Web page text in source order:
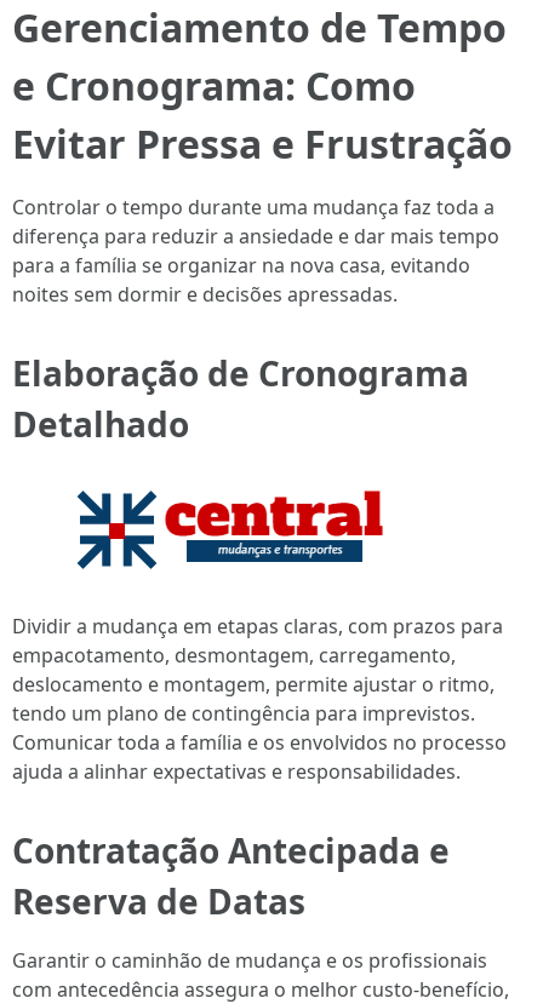
Gerenciamento de Tempo
e Cronograma: Como
Evitar Pressa e Frustração
Controlar o tempo durante uma mudança faz toda a
diferença para reduzir a ansiedade e dar mais tempo
para a família se organizar na nova casa, evitando
noites sem dormir e decisões apressadas.
Elaboração de Cronograma
Detalhado
Dividir a mudança em etapas claras, com prazos para
empacotamento, desmontagem, carregamento,
deslocamento e montagem, permite ajustar o ritmo,
tendo um plano de contingência para imprevistos.
Comunicar toda a família e os envolvidos no processo
ajuda a alinhar expectativas e responsabilidades.
Contratação Antecipada e
Reserva de Datas
Garantir o caminhão de mudança e os profissionais
com antecedência assegura o melhor custo-benefício,